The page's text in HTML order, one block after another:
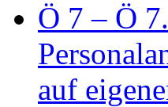
Ö 7 – Ö
auf